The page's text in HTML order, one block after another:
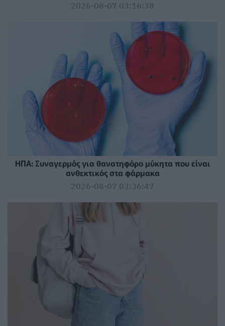
2026-08-07 03:16:38
ΗΠΑ: Συναγερμός για θανατηφόρο μύκητα που είναι
ανθεκτικός στα φάρμακα
2026-08-07 03:36:47